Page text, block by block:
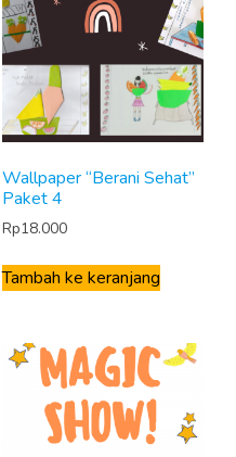
Wallpaper “Berani Sehat”
Paket 4
Rp18.000
Tambah ke keranjang